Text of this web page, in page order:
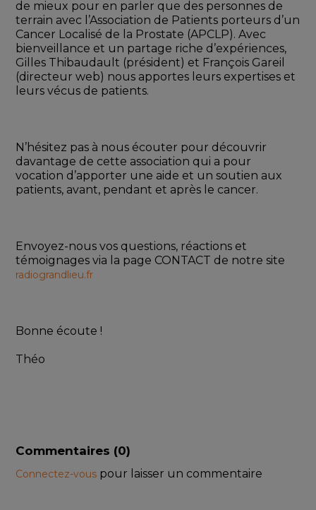
de mieux pour en parler que des personnes de
terrain avec l’Association de Patients porteurs d’un
Cancer Localisé de la Prostate (APCLP). Avec
bienveillance et un partage riche d’expériences,
Gilles Thibaudault (président) et François Gareil
(directeur web) nous apportes leurs expertises et
leurs vécus de patients.
N’hésitez pas à nous écouter pour découvrir
davantage de cette association qui a pour
vocation d’apporter une aide et un soutien aux
patients, avant, pendant et après le cancer.
Envoyez-nous vos questions, réactions et
radiograndlieu.fr
Bonne écoute !
Théo
Commentaires (0)
Connectez-vous pour laisser un commentaire